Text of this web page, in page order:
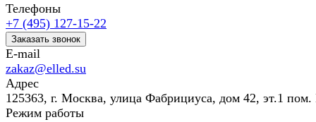
Телефоны
+7 (495) 127-15-22
Заказать звонок
E-mail
zakaz@elled.su
Адрес
125363, г. Москва, улица Фабрициуса, дом 42, эт.1
Режим работы